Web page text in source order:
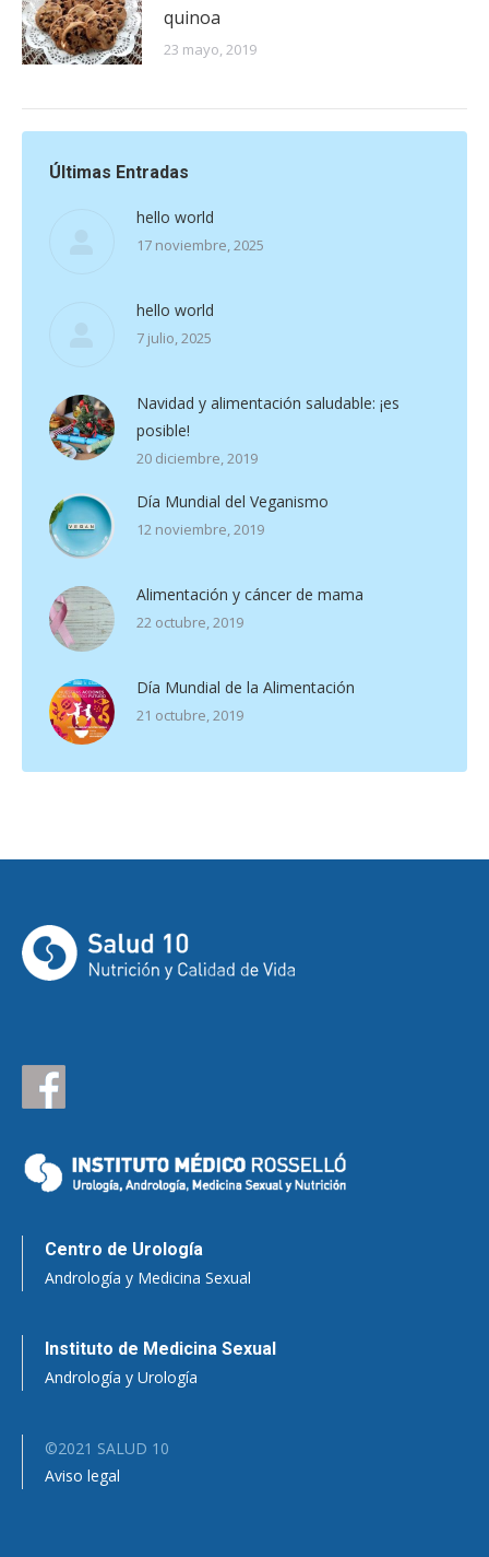
quinoa
23 mayo, 2019
Últimas Entradas
hello world
17 noviembre, 2025
hello world
7 julio, 2025
Navidad y alimentación saludable: ¡es
posible!
20 diciembre, 2019
Día Mundial del Veganismo
12 noviembre, 2019
Alimentación y cáncer de mama
22 octubre, 2019
Día Mundial de la Alimentación
21 octubre, 2019
Centro de Urología
Andrología y Medicina Sexual
Instituto de Medicina Sexual
Andrología y Urología
©2021 SALUD 10
Aviso legal